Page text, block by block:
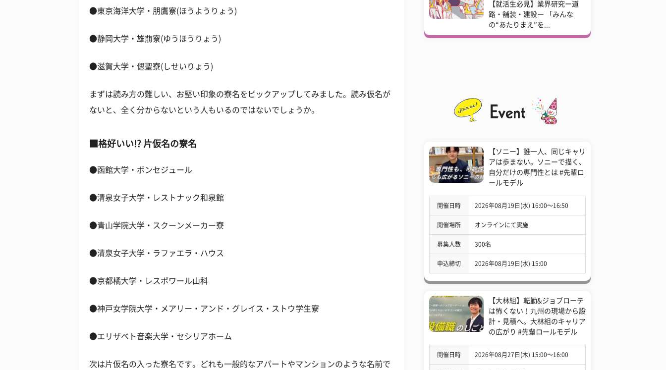
●東京海洋大学・朋鷹寮(ほうようりょう)
●静岡大学・雄萠寮(ゆうほうりょう)
●滋賀大学・偲聖寮(しせいりょう)
まずは読み方の難しい、お堅い印象の寮名をピックアップしてみました。読み仮名が
ないと、全く分からないという人もいるのではないでしょうか。
■格好いい!? 片仮名の寮名
●函館大学・ボンセジュール
●清泉女子大学・レストナック和泉館
●青山学院大学・スクーンメーカー寮
●清泉女子大学・ラファエラ・ハウス
●京都橘大学・レスポワール山科
●神戸女学院大学・メアリー・アンド・グレイス・ストウ学生寮
●エリザベト音楽大学・セシリアホーム
次は片仮名の入った寮名です。どれも一般的なアパートやマンションのような名前で
【就活生必見】業界研究ー道
路・舗装・建設ー 「みんな
の“あたりまえ”を...
【ソニー】誰一人、同じキャリ
アは歩まない。ソニーで描く、
自分だけの専門性とは #先輩ロ
ールモデル
開催日時 2026年08月19日(水) 16:00〜16:50
開催場所 オンラインにて実施
募集人数 300名
申込締切 2026年08月19日(水) 15:00
【大林組】転勤&ジョブローテ
は怖くない！九州の現場から設
計・見積へ。大林組のキャリア
の広がり #先輩ロールモデル
開催日時 2026年08月27日(木) 15:00〜16:00